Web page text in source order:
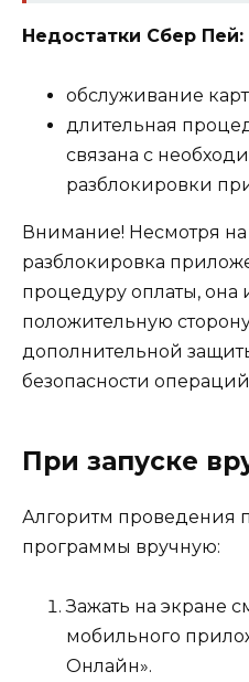
Недостатки Сбер Пей:
обслуживание
длительная
связана с
разблокировки
Внимание! Несмотря на
разблокировка
процедуру оплаты, она
положительную
дополнительной
безопасности
При запуске
Алгоритм проведения
программы вручную:
Зажать на экране
мобильного
Онлайн».